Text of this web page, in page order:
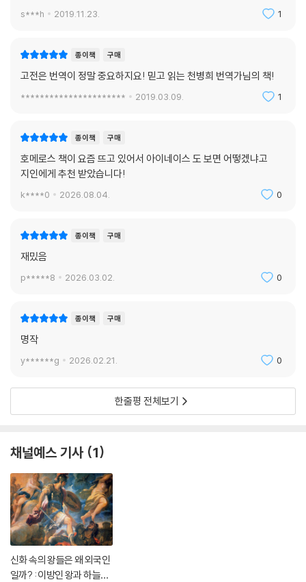
s***h 2019.11.23. 1
종이책 구매
고전은 번역이 정말 중요하지요! 믿고 읽는 천병희 번역가님의 책!
********************** 2019.03.09. 1
종이책 구매
호메로스 책이 요즘 뜨고 있어서 아이네이스 도 보면 어떻겠냐고
지인에게 추천 받았습니다!
k****0 2026.08.04. 0
종이책 구매
재밌음
p*****8 2026.03.02. 0
종이책 구매
명작
y******g 2026.02.21. 0
한줄평 전체보기
채널예스 기사 1
신화 속의 왕들은 왜 외국인
일까? : 이방인 왕과 하늘에